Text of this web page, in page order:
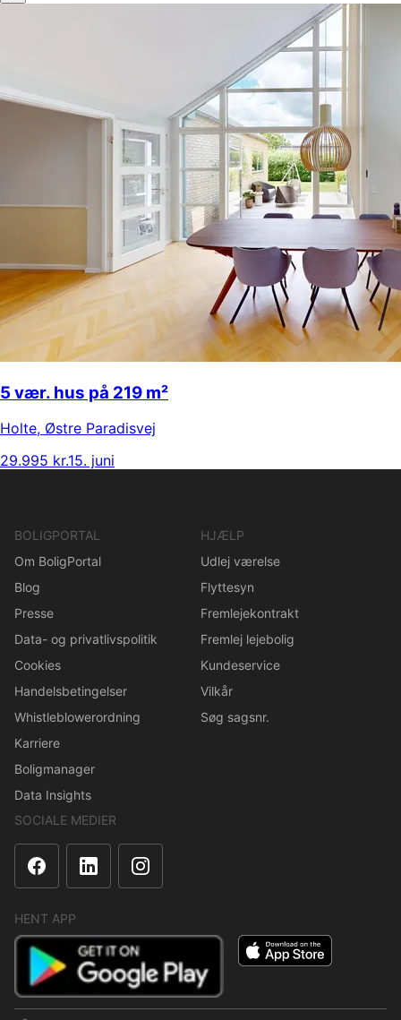
5 vær. hus på 219 m²
Holte, Østre Paradisvej
29.995 kr.15. juni
BOLIGPORTAL
Om BoligPortal
Blog
Presse
Data- og privatlivspolitik
Cookies
Handelsbetingelser
Whistleblowerordning
Karriere
Boligmanager
Data Insights
HJÆLP
Udlej værelse
Flyttesyn
Fremlejekontrakt
Fremlej lejebolig
Kundeservice
Vilkår
Søg sagsnr.
SOCIALE MEDIER
HENT APP